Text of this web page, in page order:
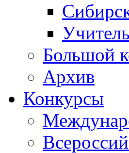
Большой
Архив
Конкурсы